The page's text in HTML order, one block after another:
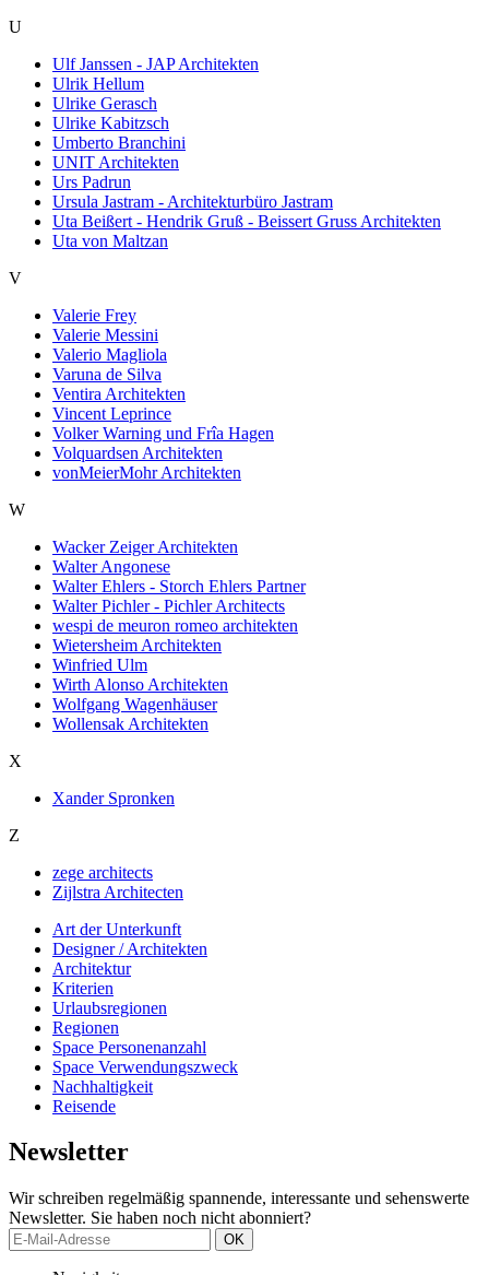
U
Ulf Janssen - JAP Architekten
Ulrik Hellum
Ulrike Gerasch
Ulrike Kabitzsch
Umberto Branchini
UNIT Architekten
Urs Padrun
Ursula Jastram - Architekturbüro Jastram
Uta Beißert - Hendrik Gruß - Beissert Gruss Architekten
Uta von Maltzan
V
Valerie Frey
Valerie Messini
Valerio Magliola
Varuna de Silva
Ventira Architekten
Vincent Leprince
Volker Warning und Frîa Hagen
Volquardsen Architekten
vonMeierMohr Architekten
W
Wacker Zeiger Architekten
Walter Angonese
Walter Ehlers - Storch Ehlers Partner
Walter Pichler - Pichler Architects
wespi de meuron romeo architekten
Wietersheim Architekten
Winfried Ulm
Wirth Alonso Architekten
Wolfgang Wagenhäuser
Wollensak Architekten
X
Xander Spronken
Z
zege architects
Zijlstra Architecten
Art der Unterkunft
Designer / Architekten
Architektur
Kriterien
Urlaubsregionen
Regionen
Space Personenanzahl
Space Verwendungszweck
Nachhaltigkeit
Reisende
News­letter
Wir schreiben regelmäßig spannende, interessante und sehenswerte
Newsletter. Sie haben noch nicht abonniert?